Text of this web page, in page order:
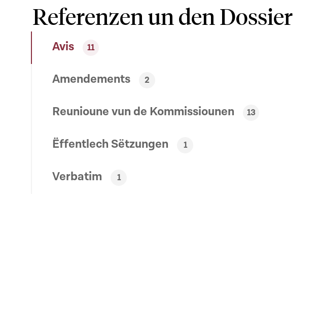
Referenzen un den Dossier
Avis 11
Amendements 2
Reunioune vun de Kommissiounen 13
Ëffentlech Sëtzungen 1
Verbatim 1